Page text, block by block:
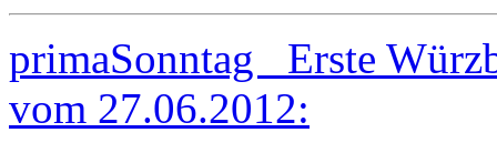
primaSonntag Erste
vom 27.06.2012: